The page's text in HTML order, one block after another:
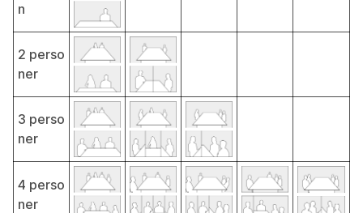
n
2 perso
ner
3 perso
ner
4 perso
ner